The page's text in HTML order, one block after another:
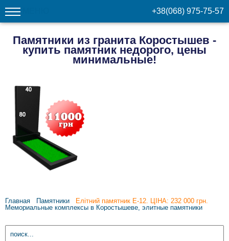
Памятники из гранита Коростышев -
купить памятник недорого, цены
минимальные!
Главная
Памятники
Мемориальные комплексы в Коростышеве, элитные памятники
Елітний памятник E-12. ЦІНА: 232 000 грн.
+38(068) 975-75-57